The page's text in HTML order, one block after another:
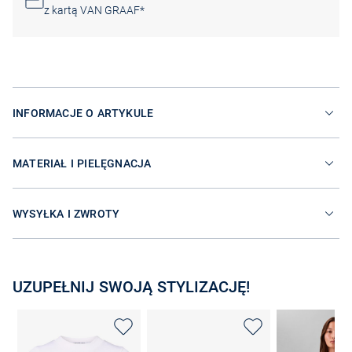
z kartą VAN GRAAF*
INFORMACJE O ARTYKULE
MATERIAŁ I PIELĘGNACJA
WYSYŁKA I ZWROTY
UZUPEŁNIJ SWOJĄ STYLIZACJĘ!